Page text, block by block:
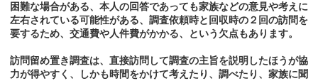
困難な場合がある、本人の回答であっても家族などの意見や考えに
左右されている可能性がある、調査依頼時と回収時の２回の訪問を
要するため、交通費や人件費がかかる、という欠点もあります。
訪問留め置き調査は、直接訪問して調査の主旨を説明したほうが協
力が得やすく、しかも時間をかけて考えたり、調べたり、家族に聞